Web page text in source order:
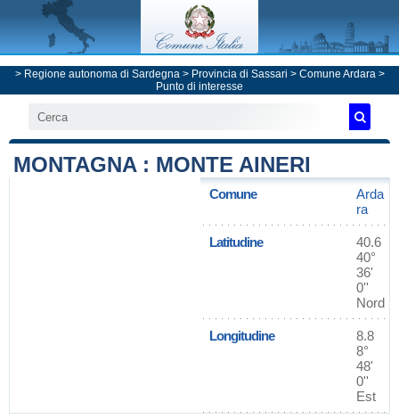
> Regione autonoma di Sardegna> Provincia di Sassari > Comune Ardara>
Punto di interesse
MONTAGNA : MONTE AINERI
Comune
Arda
ra
Latitudine
40.6
40°
36'
0''
Nord
Longitudine
8.8
8°
48'
0''
Est